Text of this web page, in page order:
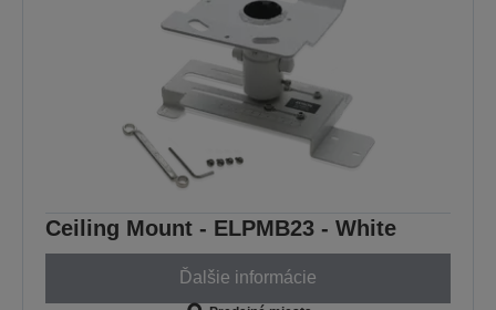
Ceiling Mount - ELPMB23 - White
Ďalšie informácie